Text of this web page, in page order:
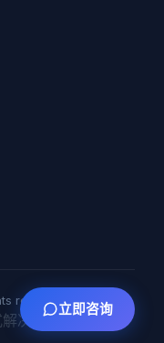
reserved.
决方案
立即咨询